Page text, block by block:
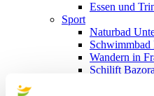
Essen und
Sport
Naturbad
Schwimmbad
Wandern in
Schilift Bazora